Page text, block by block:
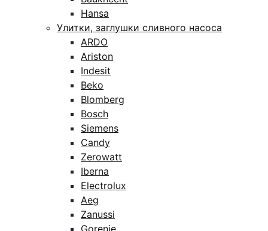
Hansa
Улитки, заглушки сливного насоса
ARDO
Ariston
Indesit
Beko
Blomberg
Bosch
Siemens
Candy
Zerowatt
Iberna
Electrolux
Aeg
Zanussi
Gorenje